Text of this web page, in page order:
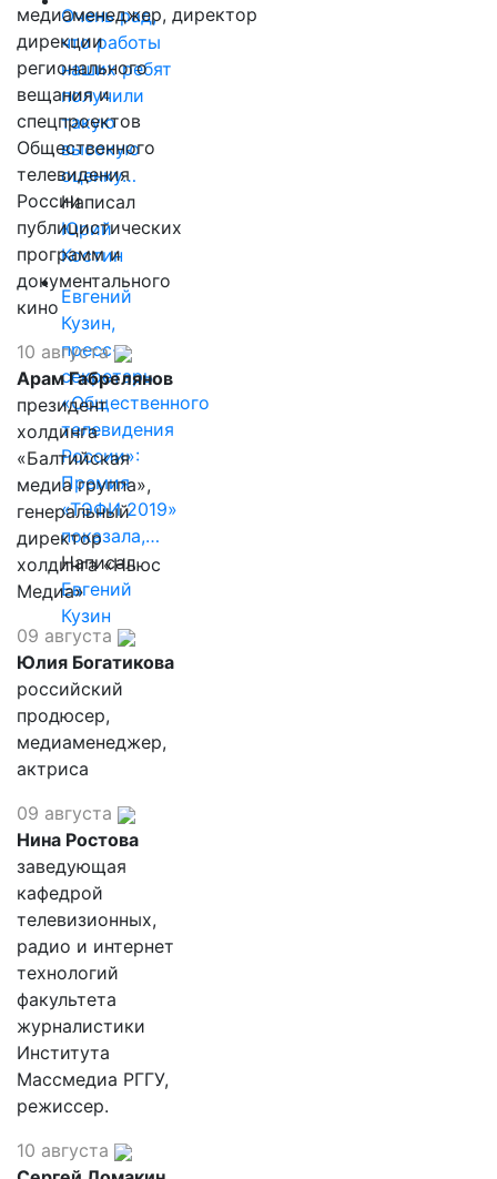
Очень рад,
что работы
наших ребят
получили
такую
высокую
оценку…
Написал
Юрий
Костин
Евгений
Кузин,
пресс-
секретарь
«Общественного
телевидения
России»:
Премия
«ТЭФИ 2019»
показала,…
Написал
Евгений
Кузин
медиаменеджер, директор
дирекции
регионального
вещания и
спецпроектов
Общественного
телевидения
России
публицистических
программ и
документального
кино
10 августа
Арам Габрелянов
президент
холдинга
«Балтийская
медиа группа»,
генеральный
директор
холдинга «Ньюс
Медиа»
09 августа
Юлия Богатикова
российский
продюсер,
медиаменеджер,
актриса
09 августа
Нина Ростова
заведующая
кафедрой
телевизионных,
радио и интернет
технологий
факультета
журналистики
Института
Массмедиа РГГУ,
режиссер.
10 августа